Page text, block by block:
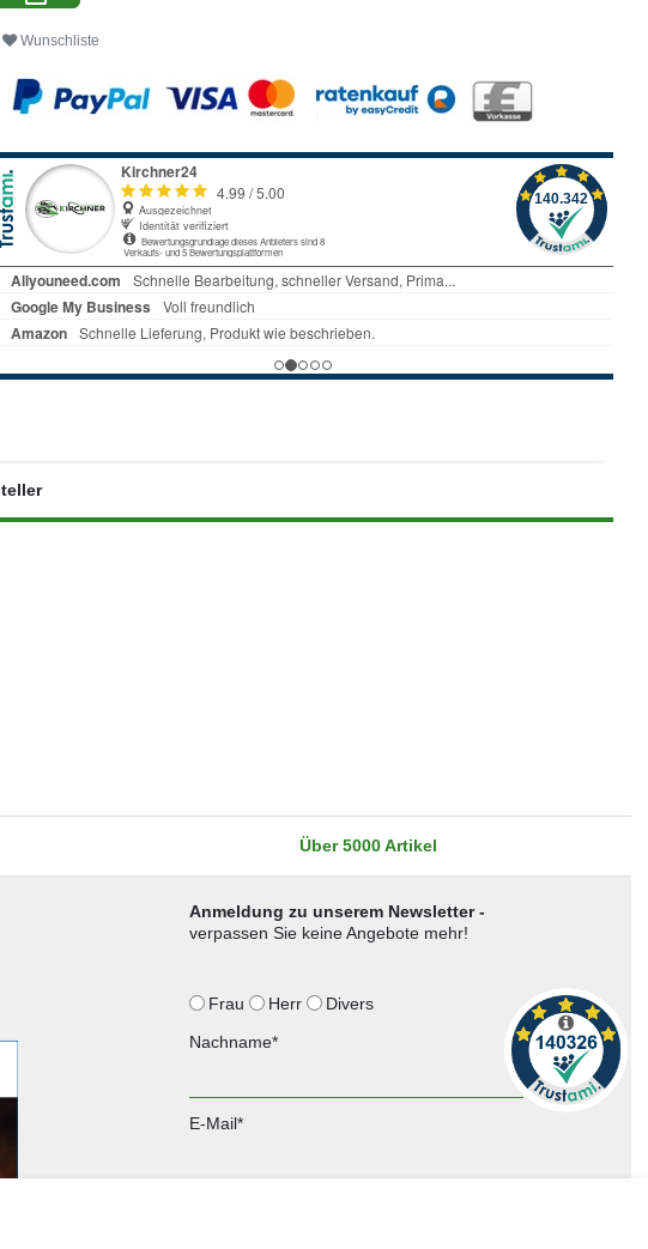
Wunschliste
Über 5000 Artikel
Anmeldung zu unserem Newsletter -
verpassen Sie keine Angebote mehr!
Frau Herr
Divers
Nachname*
E-Mail*